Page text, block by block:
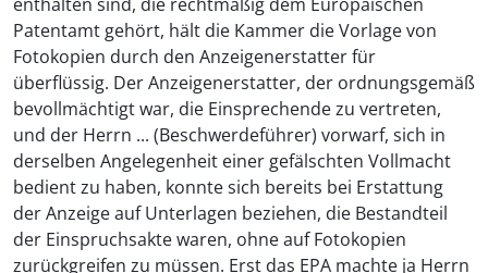
Patentamt gehört, hält die Kammer die Vorlage von
Fotokopien durch den Anzeigenerstatter für
überflüssig. Der Anzeigenerstatter, der ordnungsgemäß
bevollmächtigt war, die Einsprechende zu vertreten,
und der Herrn ... (Beschwerdeführer) vorwarf, sich in
derselben Angelegenheit einer gefälschten Vollmacht
bedient zu haben, konnte sich bereits bei Erstattung
der Anzeige auf Unterlagen beziehen, die Bestandteil
der Einspruchsakte waren, ohne auf Fotokopien
zurückgreifen zu müssen. Erst das EPA machte ja Herrn